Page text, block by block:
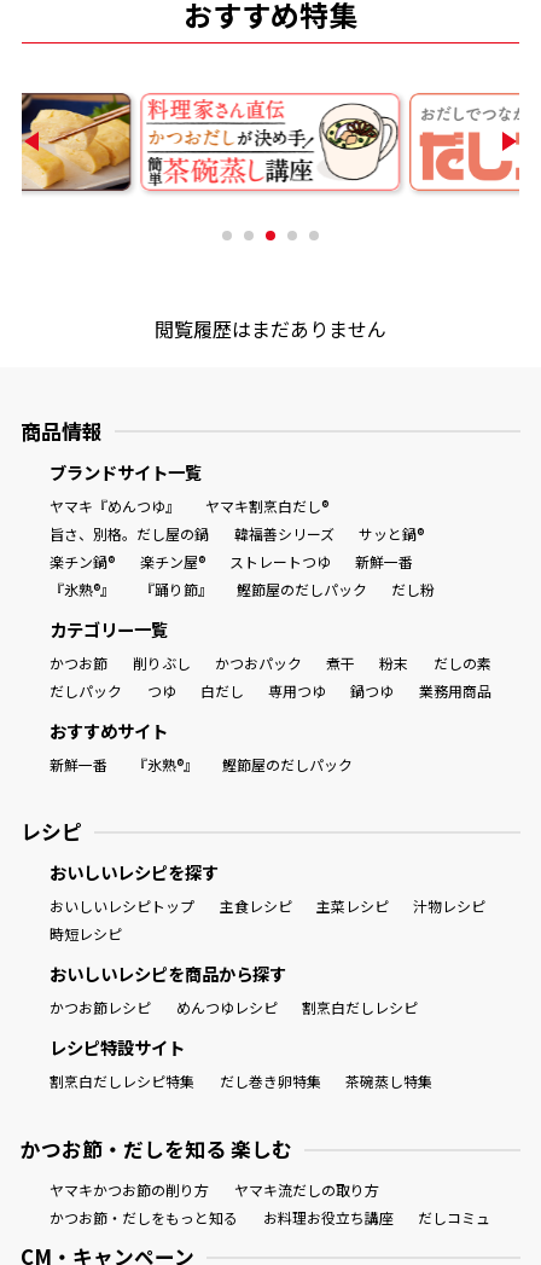
おすすめ特集
閲覧履歴はまだありません
商品情報
ブランドサイト一覧
ヤマキ『めんつゆ』
ヤマキ割烹白だし®
旨さ、別格。だし屋の鍋
韓福善シリーズ
サッと鍋®
楽チン鍋®
楽チン屋® ストレートつゆ
新鮮一番
『氷熟®』
『踊り節』 鰹節屋のだしパック だし粉
カテゴリー一覧
かつお節 削りぶし かつおパック 煮干 粉末
だしの素
だしパック
つゆ 白だし 専用つゆ 鍋つゆ 業務用商品
おすすめサイト
新鮮一番 『氷熟®』 鰹節屋のだしパック
レシピ
おいしいレシピを探す
おいしいレシピトップ 主食レシピ 主菜レシピ
汁物レシピ
時短レシピ
おいしいレシピを商品から探す
かつお節レシピ めんつゆレシピ 割烹白だしレシピ
レシピ特設サイト
割烹白だしレシピ特集 だし巻き卵特集 茶碗蒸し特集
かつお節・だしを知る 楽しむ
ヤマキかつお節の削り方
ヤマキ流だしの取り方
かつお節・だしをもっと知る
お料理お役立ち講座 だしコミュ
CM・キャンペーン